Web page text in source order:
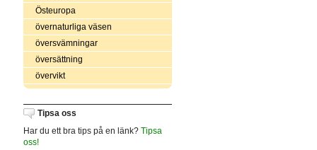
Östeuropa
övernaturliga väsen
översvämningar
översättning
övervikt
Tipsa oss
Har du ett bra tips på en länk? Tipsa
oss!